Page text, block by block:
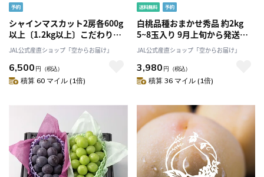
シャインマスカット2房各600g
以上〔1.2kg以上〕こだわり満
載厳選!〔葡萄農家が贈る〕
「Nini farm」〔8月下旬-発
送〕
JAL公式産直ショップ「空からお届け」
6,500 円 （税込）
積算 60 マイル (1倍)
白桃品種おまかせ秀品 約2kg
5~8玉入り 9月上旬から発送
送料無料「アンスリーファー
ム」
JAL公式産直ショップ「空からお届け」
3,980 円 （税込）
積算 36 マイル (1倍)